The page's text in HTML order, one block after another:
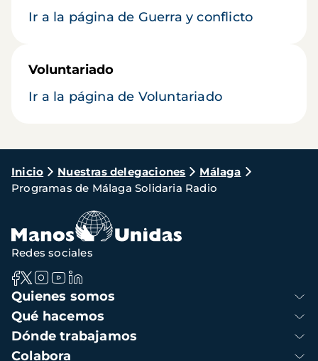
Ir a la página de Guerra y conflicto
Voluntariado
Ir a la página de Voluntariado
Ruta
de
navegación
Inicio Nuestras delegaciones
Málaga
Programas de Málaga Solidaria Radio
Navegación
principal
Quienes somos
Qué hacemos
Dónde trabajamos
Colabora
Redes sociales